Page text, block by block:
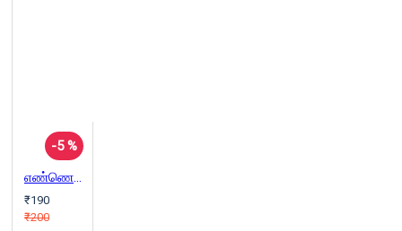
-5 %
எண்ணெய் அரசியல்
₹190
₹200